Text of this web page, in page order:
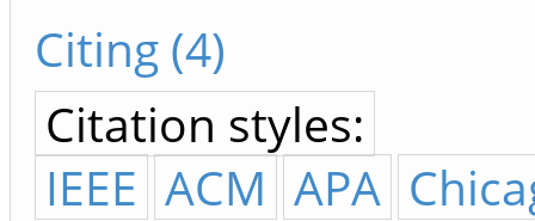
Citing (4)
Citation styles:
IEEE ACM APA